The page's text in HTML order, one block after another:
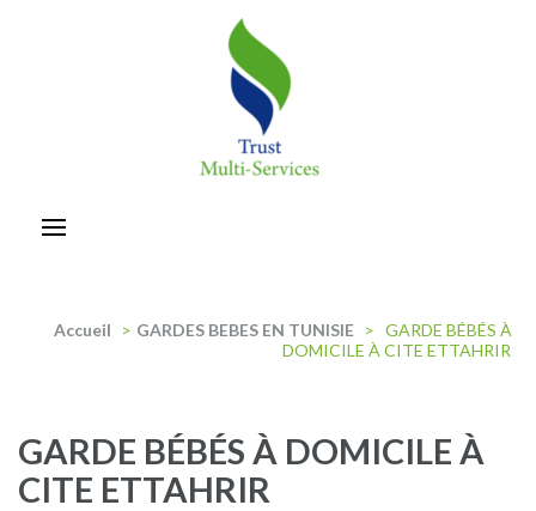
Accueil > GARDES BEBES EN TUNISIE > GARDE BÉBÉS À
DOMICILE À CITE ETTAHRIR
GARDE BÉBÉS À DOMICILE À
CITE ETTAHRIR